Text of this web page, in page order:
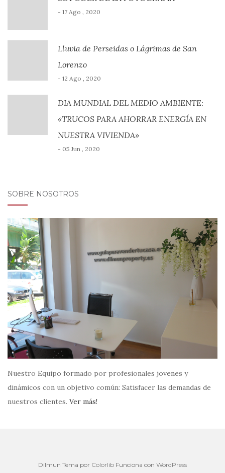
- 17 Ago , 2020
Lluvia de Perseidas o Lágrimas de San
Lorenzo
- 12 Ago , 2020
DIA MUNDIAL DEL MEDIO AMBIENTE:
«TRUCOS PARA AHORRAR ENERGÍA EN
NUESTRA VIVIENDA»
- 05 Jun , 2020
SOBRE NOSOTROS
Nuestro Equipo formado por profesionales jovenes y
dinámicos con un objetivo común: Satisfacer las demandas de
nuestros clientes. Ver más!
Dilmun Tema por Colorlib Funciona con WordPress